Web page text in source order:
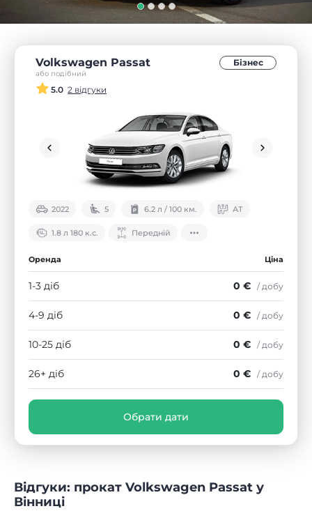
Volkswagen Passat
або подібний
Бізнес
5.0 2 відгуки
2022 5 6.2 л / 100 км. АТ
1.8 л 180 к.с. Передній
Оренда Ціна
1-3 діб 0 € / добу
4-9 діб 0 € / добу
10-25 діб 0 € / добу
26+ діб 0 € / добу
Обрати дати
Відгуки: прокат Volkswagen Passat у
Вінниці